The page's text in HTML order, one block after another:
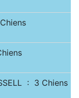
: 3 Chiens